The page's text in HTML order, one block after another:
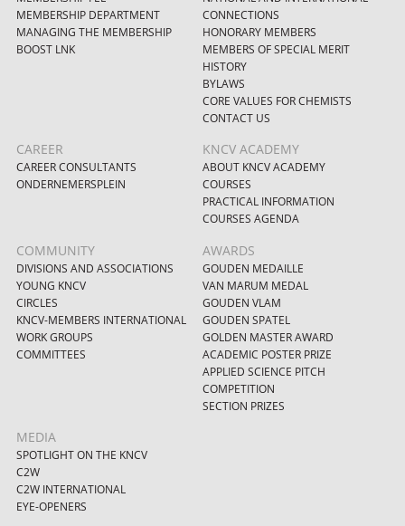
MEMBERSHIP DEPARTMENT
MANAGING THE MEMBERSHIP
BOOST LNK
CONNECTIONS
HONORARY MEMBERS
MEMBERS OF SPECIAL MERIT
HISTORY
BYLAWS
CORE VALUES FOR CHEMISTS
CONTACT US
CAREER
CAREER CONSULTANTS
ONDERNEMERSPLEIN
KNCV ACADEMY
ABOUT KNCV ACADEMY
COURSES
PRACTICAL INFORMATION
COURSES AGENDA
COMMUNITY
DIVISIONS AND ASSOCIATIONS
YOUNG KNCV
CIRCLES
KNCV-MEMBERS INTERNATIONAL
WORK GROUPS
COMMITTEES
AWARDS
GOUDEN MEDAILLE
VAN MARUM MEDAL
GOUDEN VLAM
GOUDEN SPATEL
GOLDEN MASTER AWARD
ACADEMIC POSTER PRIZE
APPLIED SCIENCE PITCH
COMPETITION
SECTION PRIZES
MEDIA
SPOTLIGHT ON THE KNCV
C2W
C2W INTERNATIONAL
EYE-OPENERS